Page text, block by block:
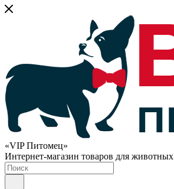
«VIP Питомец»
Интернет-магазин товаров для животных